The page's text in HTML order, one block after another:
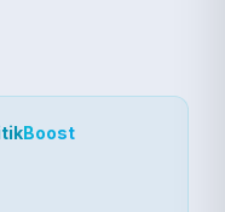
Boost